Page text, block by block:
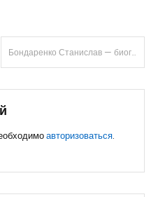
Бондаренко Станислав — биография, личная жизнь, жена, дети, фото. Новости и статьи о знаменитостях
авторизоваться.